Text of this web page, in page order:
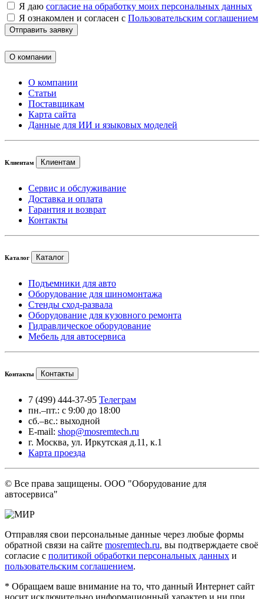
Я даю согласие на обработку моих персональных данных
Я ознакомлен и согласен с Пользовательским соглашением
Отправить заявку
О компании
О компании
Статьи
Поставщикам
Карта сайта
Данные для ИИ и языковых моделей
Клиентам Клиентам
Сервис и обслуживание
Доставка и оплата
Гарантия и возврат
Контакты
Каталог Каталог
Подъемники для авто
Оборудование для шиномонтажа
Стенды сход-развала
Оборудование для кузовного ремонта
Гидравлическое оборудование
Мебель для автосервиса
Контакты Контакты
7 (499) 444-37-95 Телеграм
пн.–пт.: с 9:00 до 18:00
сб.–вс.: выходной
E-mail: shop@mosremtech.ru
г. Москва, ул. Иркутская д.11, к.1
Карта проезда
© Все права защищены. ООО "Оборудование для
автосервиса"
Отправляя свои персональные данные через любые формы
обратной связи на сайте mosremtech.ru, вы подтверждаете своё
согласие с политикой обработки персональных данных и
пользовательским соглашением.
* Обращаем ваше внимание на то, что данный Интернет сайт